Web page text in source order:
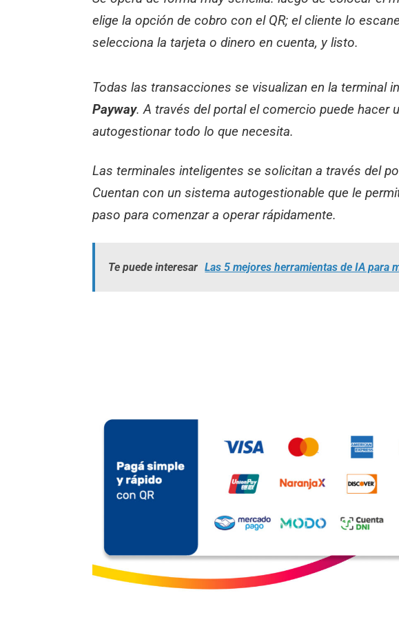
elige la opción de cobro con el QR; el cliente lo
selecciona la tarjeta o dinero en cuenta, y listo.
Todas las transacciones se visualizan en la terminal
Payway. A través del portal el comercio puede hacer
autogestionar todo lo que necesita.
Las terminales inteligentes se solicitan a través del
Cuentan con un sistema autogestionable que le
paso para comenzar a operar rápidamente.
Te puede interesar Las 5 mejores herramientas de IA para